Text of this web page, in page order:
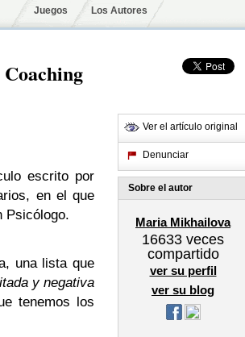
Juegos Los Autores
escrito por
en el que
Psicólogo.
una lista que
y negativa
tenemos los
Ver el artículo original
Denunciar
Sobre el autor
Maria Mikhailova
16633 veces
compartido
ver su perfil
ver su blog